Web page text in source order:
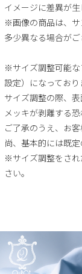
イメージに差異が生
※画像の商品は、サ
多少異なる場合がご
※サイズ調整可能な
設定）になっており
サイズ調整の際、
メッキが剥離する恐
ご了承のうえ、お
尚、基本的には既
※サイズ調整をされ
さい。